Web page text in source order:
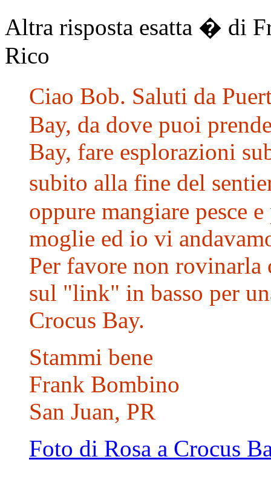
Altra risposta esatta � di
Rico
Ciao Bob. Saluti da
Bay, da dove puoi
Bay, fare esplorazioni
subito alla fine del
oppure mangiare pesce
moglie ed io vi
Per favore non
sul "link" in basso per
Crocus Bay.
Stammi bene
Frank Bombino
San Juan, PR
Foto di Rosa a Crocus